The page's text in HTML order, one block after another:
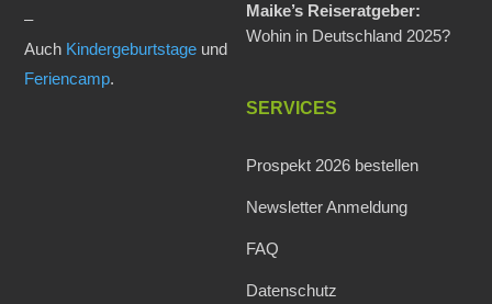
–
Auch Kindergeburtstage und
Feriencamp.
Maike’s Reiseratgeber:
Wohin in Deutschland 2025?
SERVICES
Prospekt 2026 bestellen
Newsletter Anmeldung
FAQ
Datenschutz